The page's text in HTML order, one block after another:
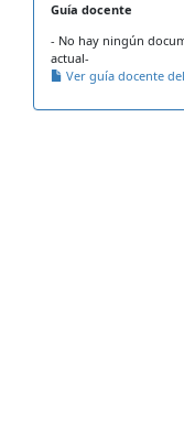
Guía docente
- No hay ningún
actual-
Ver guía docente